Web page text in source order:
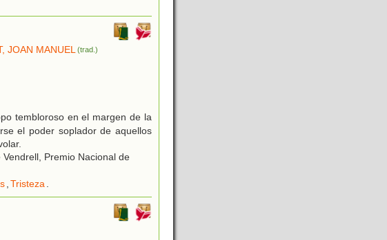
JOAN MANUEL (trad.)
tembloroso en el margen de la
el poder soplador de aquellos
Premio Nacional de
,Tristeza.